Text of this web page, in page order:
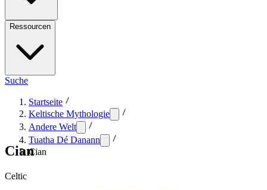
Ressourcen
Suche
Startseite
Keltische Mythologie
Andere Welt
Tuatha Dé Danann
Cian
Cian
Celtic